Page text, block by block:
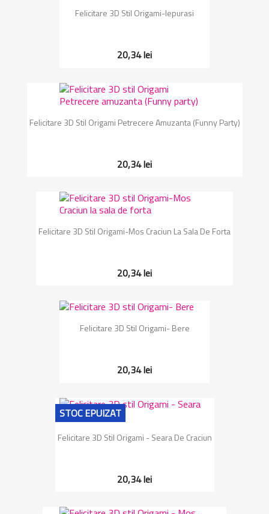
Felicitare 3D Stil Origami-Iepurasi
20,34 lei
Felicitare 3D Stil Origami Petrecere Amuzanta (Funny Party)
20,34 lei
Felicitare 3D Stil Origami-Mos Craciun La Sala De Forta
20,34 lei
Felicitare 3D Stil Origami- Bere
20,34 lei
Felicitare 3D Stil Origami - Seara De Craciun
20,34 lei
STOC EPUIZAT